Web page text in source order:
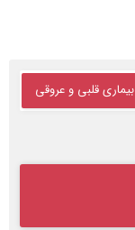
بیماری قلبی و عروقی